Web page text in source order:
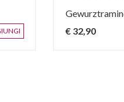
€ 32,90